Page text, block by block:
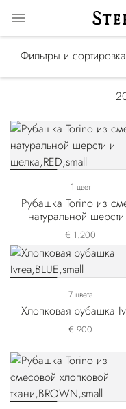
Фильтры и сортировка
1 цвет
Рубашка Torino из
натуральной
шелка
€ 1.200
7 цвета
Хлопковая рубашка
€ 900